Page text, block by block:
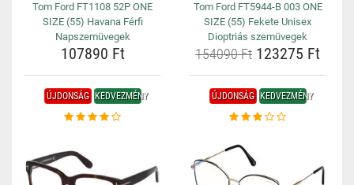
Tom Ford FT1108 52P ONE
SIZE (55) Havana Férfi
Napszemüvegek
107890 Ft
Tom Ford FT5944-B 003 ONE
SIZE (55) Fekete Unisex
Dioptriás szemüvegek
154090 Ft 123275 Ft
ÚJDONSÁG KEDVEZMÉNY ÚJDONSÁG KEDVEZMÉNY